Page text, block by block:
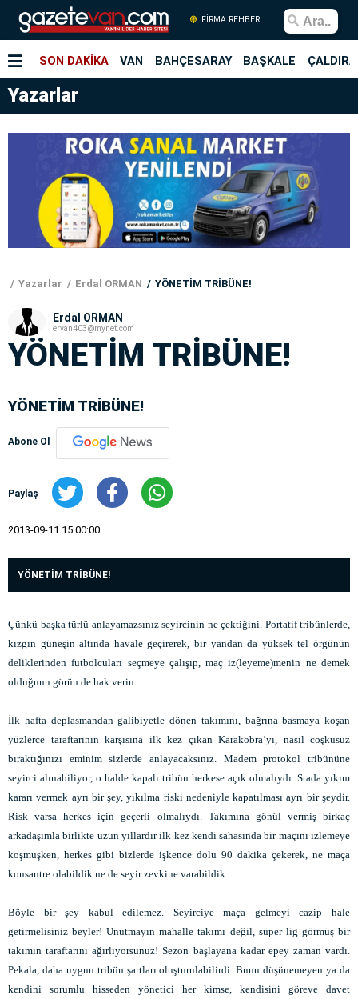
FİRMA REHBERİ
SON DAKİKA VAN BAHÇESARAY BAŞKALE
Yazarlar
Yazarlar Erdal ORMAN YÖNETİM TRİBÜNE!
Erdal ORMAN
ervan403@mynet.com
YÖNETİM TRİBÜNE!
YÖNETİM TRİBÜNE!
Abone Ol
Paylaş
2013-09-11 15:00:00
YÖNETİM TRİBÜNE!
Çünkü başka türlü anlayamazsınız seyircinin ne çektiğini. Portatif tribünlerde,
kızgın güneşin altında havale geçirerek, bir yandan da yüksek tel örgünün
deliklerinden futbolcuları seçmeye çalışıp, maç iz(leyeme)menin ne demek
olduğunu görün de hak verin.
İlk hafta deplasmandan galibiyetle dönen takımını, bağrına basmaya koşan
yüzlerce taraftarının karşısına ilk kez çıkan Karakobra’yı, nasıl coşkusuz
bıraktığınızı eminim sizlerde anlayacaksınız. Madem protokol tribününe
seyirci alınabiliyor, o halde kapalı tribün herkese açık olmalıydı. Stada yıkım
kararı vermek ayrı bir şey, yıkılma riski nedeniyle kapatılması ayrı bir şeydir.
Risk varsa herkes için geçerli olmalıydı. Takımına gönül vermiş birkaç
arkadaşımla birlikte uzun yıllardır ilk kez kendi sahasında bir maçını izlemeye
koşmuşken, herkes gibi bizlerde işkence dolu 90 dakika çekerek, ne maça
konsantre olabildik ne de seyir zevkine varabildik.
Böyle bir şey kabul edilemez. Seyirciye maça gelmeyi cazip hale
getirmelisiniz beyler! Unutmayın mahalle takımı değil, süper lig görmüş bir
takımın taraftarını ağırlıyorsunuz! Sezon başlayana kadar epey zaman vardı.
Pekala, daha uygun tribün şartları oluşturulabilirdi. Bunu düşünemeyen ya da
kendini sorumlu hisseden yönetici her kimse, kendisini göreve davet